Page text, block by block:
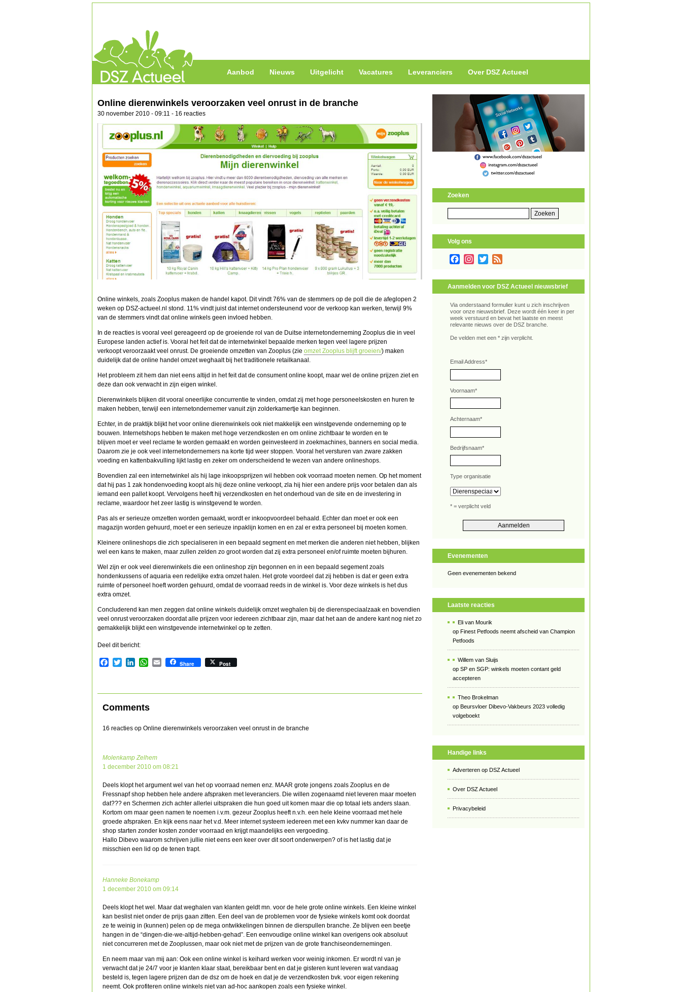
Aanbod Nieuws Uitgelicht Vacatures Leveranciers Over DSZ Actueel
Online dierenwinkels veroorzaken veel onrust in de branche
30 november 2010 - 09:11 - 16 reacties
Online winkels, zoals Zooplus maken de handel kapot. Dit vindt 76% van de stemmers op de poll die de afeglopen 2
weken op DSZ-actueel.nl stond. 11% vindt juist dat internet ondersteunend voor de verkoop kan werken, terwijl 9%
van de stemmers vindt dat online winkels geen invloed hebben.
In de reacties is vooral veel gereageerd op de groeiende rol van de Duitse internetonderneming Zooplus die in veel
Europese landen actief is. Vooral het feit dat de internetwinkel bepaalde merken tegen veel lagere prijzen
verkoopt veroorzaakt veel onrust. De groeiende omzetten van Zooplus (zie omzet Zooplus blijft groeien/) maken
duidelijk dat de online handel omzet weghaalt bij het traditionele retailkanaal.
Het probleem zit hem dan niet eens altijd in het feit dat de consument online koopt, maar wel de online prijzen ziet en
deze dan ook verwacht in zijn eigen winkel.
Dierenwinkels blijken dit vooral oneerlijke concurrentie te vinden, omdat zij met hoge personeelskosten en huren te
maken hebben, terwijl een internetondernemer vanuit zijn zolderkamertje kan beginnen.
Echter, in de praktijk blijkt het voor online dierenwinkels ook niet makkelijk een winstgevende onderneming op te
bouwen. Internetshops hebben te maken met hoge verzendkosten en om online zichtbaar te worden en te
blijven moet er veel reclame te worden gemaakt en worden geinvesteerd in zoekmachines, banners en social media.
Daarom zie je ook veel internetondernemers na korte tijd weer stoppen. Vooral het versturen van zware zakken
voeding en kattenbakvulling lijkt lastig en zeker om onderscheidend te wezen van andere onlineshops.
Bovendien zal een internetwinkel als hij lage inkoopsprijzen wil hebben ook voorraad moeten nemen. Op het moment
dat hij pas 1 zak hondenvoeding koopt als hij deze online verkoopt, zla hij hier een andere prijs voor betalen dan als
iemand een pallet koopt. Vervolgens heeft hij verzendkosten en het onderhoud van de site en de investering in
reclame, waardoor het zeer lastig is winstgevend te worden.
Pas als er serieuze omzetten worden gemaakt, wordt er inkoopvoordeel behaald. Echter dan moet er ook een
magazijn worden gehuurd, moet er een serieuze inpaklijn komen en en zal er extra personeel bij moeten komen.
Kleinere onlineshops die zich specialiseren in een bepaald segment en met merken die anderen niet hebben, blijken
wel een kans te maken, maar zullen zelden zo groot worden dat zij extra personeel en/of ruimte moeten bijhuren.
Wel zijn er ook veel dierenwinkels die een onlineshop zijn begonnen en in een bepaald segement zoals
hondenkussens of aquaria een redelijke extra omzet halen. Het grote voordeel dat zij hebben is dat er geen extra
ruimte of personeel hoeft worden gehuurd, omdat de voorraad reeds in de winkel is. Voor deze winkels is het dus
extra omzet.
Concluderend kan men zeggen dat online winkels duidelijk omzet weghalen bij de dierenspeciaalzaak en bovendien
veel onrust veroorzaken doordat alle prijzen voor iedereen zichtbaar zijn, maar dat het aan de andere kant nog niet zo
gemakkelijk blijkt een winstgevende internetwinkel op te zetten.
Deel dit bericht:
Facebook
TwitterLinkedInWhatsApp
EmailShare Post
Comments
16 reacties op Online dierenwinkels veroorzaken veel onrust in de branche
Molenkamp Zelhem
1 december 2010 om 08:21
Deels klopt het argument wel van het op voorraad nemen enz. MAAR grote jongens zoals Zooplus en de
Fressnapf shop hebben hele andere afspraken met leveranciers. Die willen zogenaamd niet leveren maar moeten
dat??? en Schermen zich achter allerlei uitspraken die hun goed uit komen maar die op totaal iets anders slaan.
Kortom om maar geen namen te noemen i.v.m. gezeur Zooplus heeft n.v.h. een hele kleine voorraad met hele
groede afspraken. En kijk eens naar het v.d. Meer internet systeem iedereen met een kvkv nummer kan daar de
shop starten zonder kosten zonder voorraad en krijgt maandelijks een vergoeding.
Hallo Dibevo waarom schrijven jullie niet eens een keer over dit soort onderwerpen? of is het lastig dat je
misschien een lid op de tenen trapt.
Hanneke Bonekamp
1 december 2010 om 09:14
Deels klopt het wel. Maar dat weghalen van klanten geldt mn. voor de hele grote online winkels. Een kleine winkel
kan beslist niet onder de prijs gaan zitten. Een deel van de problemen voor de fysieke winkels komt ook doordat
ze te weinig in (kunnen) pelen op de mega ontwikkelingen binnen de dierspullen branche. Ze blijven een beetje
hangen in de “dingen-die-we-altijd-hebben-gehad”. Een eenvoudige online winkel kan overigens ook absoluut
niet concurreren met de Zooplussen, maar ook niet met de prijzen van de grote franchiseondernemingen.
En neem maar van mij aan: Ook een online winkel is keihard werken voor weinig inkomen. Er wordt nl van je
verwacht dat je 24/7 voor je klanten klaar staat, bereikbaar bent en dat je gisteren kunt leveren wat vandaag
besteld is, tegen lagere prijzen dan de dsz om de hoek en dat je de verzendkosten bvk. voor eigen rekening
neemt. Ook profiteren online winkels niet van ad-hoc aankopen zoals een fysieke winkel.
Zoeken
naar:
Volg ons
FacebookInstagram
Twitter
Aanmelden voor DSZ Actueel nieuwsbrief
Via onderstaand formulier kunt u zich inschrijven
voor onze nieuwsbrief. Deze wordt één keer in per
week verstuurd en bevat het laatste en meest
relevante nieuws over de DSZ branche.
De velden met een * zijn verplicht.
Email Address*
Voornaam*
Achternaam*
Bedrijfsnaam*
Type organisatie
* = verplicht veld
Evenementen
Geen evenementen bekend
Laatste reacties
Eli van Mourik
op Finest Petfoods neemt afscheid van Champion
Petfoods
Willem van Sluijs
op SP en SGP: winkels moeten contant geld
accepteren
Theo Brokelman
op Beursvloer Dibevo-Vakbeurs 2023 volledig
volgeboekt
Handige links
Adverteren op DSZ Actueel
Over DSZ Actueel
Privacybeleid